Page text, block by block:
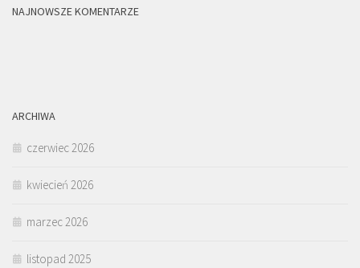
NAJNOWSZE KOMENTARZE
ARCHIWA
czerwiec 2026
kwiecień 2026
marzec 2026
listopad 2025